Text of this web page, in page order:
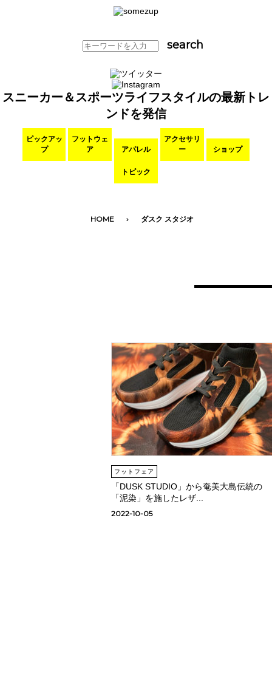
スニーカー＆スポーツライフスタイルの最新トレ
ンドを発信
ピックアッ
プ
フットウェ
ア
アパレル
アクセサリ
ー
ショップ
トピック
HOME ダスク スタジオ
フットフェア
「DUSK STUDIO」から奄美大島伝統の
「泥染」を施したレザ...
2022-10-05